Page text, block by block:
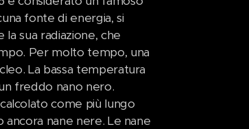
fonte di energia, si
sua radiazione, che
Per molto tempo, una
La bassa temperatura
freddo nano nero.
come più lungo
ancora nane nere. Le nane